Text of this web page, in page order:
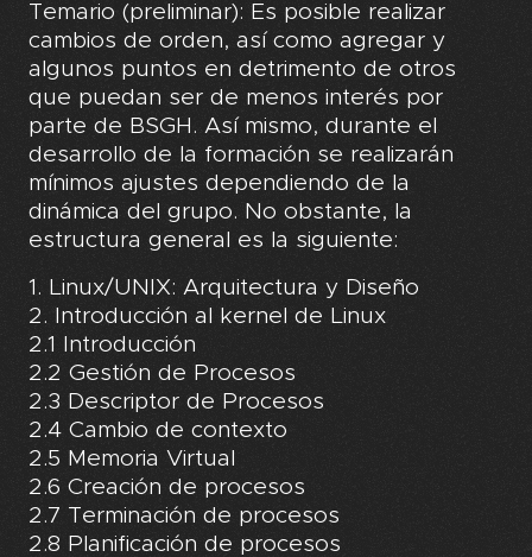
Temario (preliminar): Es posible realizar
cambios de orden, así como agregar y
algunos puntos en detrimento de otros
que puedan ser de menos interés por
parte de BSGH. Así mismo, durante el
desarrollo de la formación se realizarán
mínimos ajustes dependiendo de la
dinámica del grupo. No obstante, la
estructura general es la siguiente:
1. Linux/UNIX: Arquitectura y Diseño
2. Introducción al kernel de Linux
2.1 Introducción
2.2 Gestión de Procesos
2.3 Descriptor de Procesos
2.4 Cambio de contexto
2.5 Memoria Virtual
2.6 Creación de procesos
2.7 Terminación de procesos
2.8 Planificación de procesos